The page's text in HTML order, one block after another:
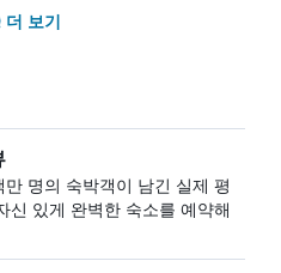
더 보기
명의 숙박객이 남긴 실제 평
신 있게 완벽한 숙소를 예약해